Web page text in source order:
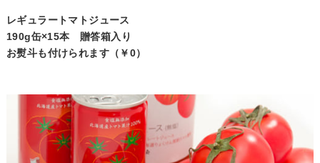
レギュラートマトジュース
190g缶×15本 贈答箱入り
お熨斗も付けられます（￥0）